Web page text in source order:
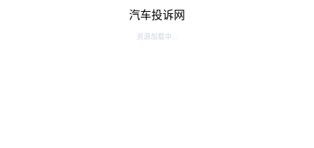
汽车投诉网
资源加载中...